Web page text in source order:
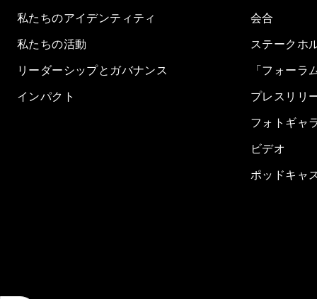
私たちのアイデンティティ
私たちの活動
リーダーシップとガバナンス
インパクト
会合
ステークホ
「フォーラ
プレスリリ
フォトギャ
ビデオ
ポッドキャ